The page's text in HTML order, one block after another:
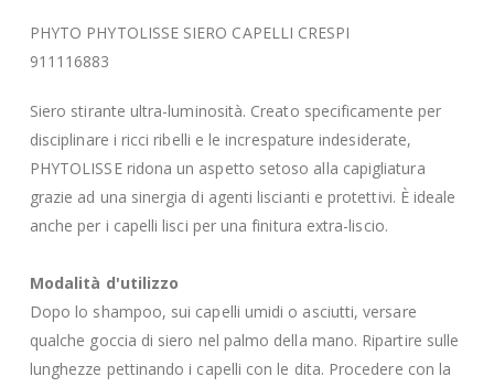
PHYTO PHYTOLISSE SIERO CAPELLI CRESPI
911116883
Siero stirante ultra-luminosità. Creato specificamente per
disciplinare i ricci ribelli e le increspature indesiderate,
PHYTOLISSE ridona un aspetto setoso alla capigliatura
grazie ad una sinergia di agenti liscianti e protettivi. È ideale
anche per i capelli lisci per una finitura extra-liscio.
Modalità d'utilizzo
Dopo lo shampoo, sui capelli umidi o asciutti, versare
qualche goccia di siero nel palmo della mano. Ripartire sulle
lunghezze pettinando i capelli con le dita. Procedere con la